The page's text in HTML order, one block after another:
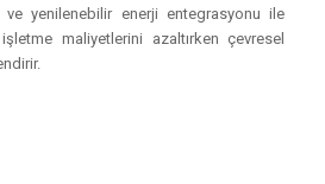
yenilenebilir enerji entegrasyonu ile
maliyetlerini azaltırken çevresel